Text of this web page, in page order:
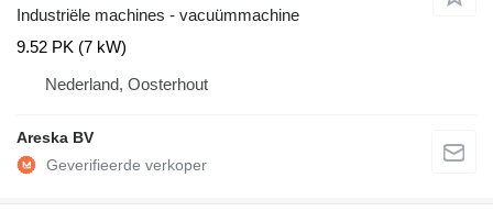
Industriële machines - vacuümmachine
9.52 PK (7 kW)
Nederland, Oosterhout
Areska BV